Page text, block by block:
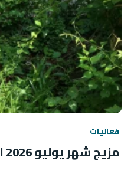
فعاليات
مزيج شهر يوليو 2026 الموسيقي